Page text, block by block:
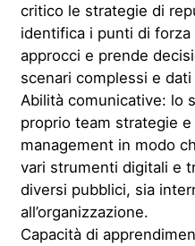
critico le strategie di
identifica i punti di
approcci e prende
scenari complessi e
Abilità comunicative: lo
proprio team strategie
management in modo
vari strumenti digitali e
diversi pubblici, sia
all’organizzazione.
Capacità di